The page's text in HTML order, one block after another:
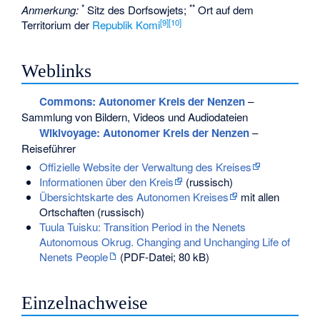
Anmerkung: * Sitz des Dorfsowjets;** Ort auf dem
Territorium der Republik Komi[9][10]
Weblinks
Commons: Autonomer Kreis der Nenzen–
Sammlung von Bildern, Videos und Audiodateien
Wikivoyage: Autonomer Kreis der Nenzen–
Reiseführer
Offizielle Website der Verwaltung des Kreises
Informationen über den Kreis
(russisch)
Übersichtskarte des Autonomen Kreises
mit allen
Ortschaften (russisch)
Tuula Tuisku: Transition Period in the Nenets
Autonomous Okrug. Changing and Unchanging Life of
Nenets People
(PDF-Datei; 80 kB)
Einzelnachweise